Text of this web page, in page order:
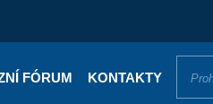
FÓRUM KONTAKTY